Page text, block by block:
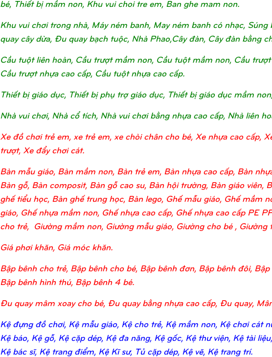
bé, Thiết bị mầm non, Khu vui choi tre em, Ban ghe mam non.
Khu vui chơi trong nhà, Máy ném banh, May ném banh có nhạc,
quay cây dừa, Đu quay bạch tuộc, Nhà Phao,Cây đàn, Cây đàn bằng
Cầu tuột liên hoàn, Cầu trượt mầm non, Cầu tuột mầm non, Cầu
Cầu trượt nhựa cao cấp, Cầu tuột nhựa cao cấp.
Thiết bị giáo dục, Thiết bị phụ trợ giáo dục, Thiết bị giáo dục mầm
Nhà vui chơi, Nhà cổ tích, Nhà vui chơi bằng nhựa cao cấp, Nhà liên
Xe đồ chơi trẻ em, xe trẻ em, xe chòi chân cho bé, Xe nhựa cao cấp,
trượt, Xe đẩy chơi cát.
Bàn mẫu giáo, Bàn mầm non, Bàn trẻ em, Bàn nhựa cao cấp, Bàn
Bàn gỗ, Bàn composit, Bàn gỗ cao su, Bàn hội trường, Bàn giáo viên,
ghế tiểu học, Bàn ghế trung học, Bàn lego, Ghế mẫu giáo, Ghế mầm
giáo, Ghế nhựa mầm non, Ghế nhựa cao cấp, Ghế nhựa cao cấp PE
cho trẻ, Giường mầm non, Giường mẫu giáo, Giường cho bé , Giường
Giá phơi khăn, Giá móc khăn.
Bập bênh cho trẻ, Bập bênh cho bé, Bập bênh đơn, Bập bênh đôi,
Bập bênh hình thú, Bập bênh 4 bé.
Đu quay mâm xoay cho bé, Đu quay bằng nhựa cao cấp, Đu quay,
Kệ đựng đồ chơi, Kệ mẫu giáo, Kệ cho trẻ, Kệ mầm non, Kệ chơi cát
Kệ báo, Kệ gỗ, Kệ cặp dép, Kệ đa năng, Kệ gốc, Kệ thư viện, Kệ tài
Kệ bác sĩ, Kệ trang điểm, Kệ Kĩ sư, Tủ cặp dép, Kệ vẽ, Kệ trang trí.